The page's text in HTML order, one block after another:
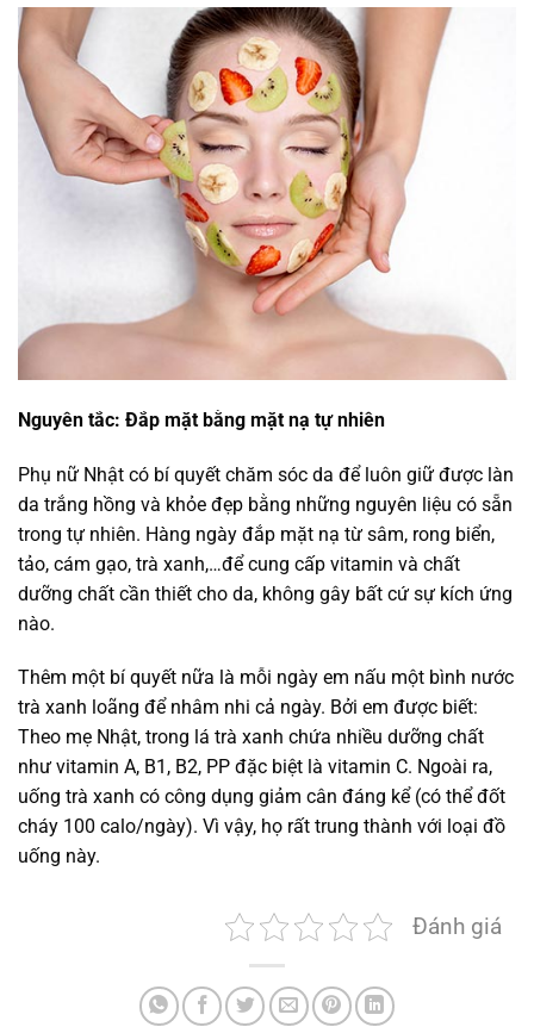
Nguyên tắc: Đắp mặt bằng mặt nạ tự nhiên
Phụ nữ Nhật có bí quyết chăm sóc da để luôn giữ được làn
da trắng hồng và khỏe đẹp bằng những nguyên liệu có sẵn
trong tự nhiên. Hàng ngày đắp mặt nạ từ sâm, rong biển,
tảo, cám gạo, trà xanh,…để cung cấp vitamin và chất
dưỡng chất cần thiết cho da, không gây bất cứ sự kích ứng
nào.
Thêm một bí quyết nữa là mỗi ngày em nấu một bình nước
trà xanh loãng để nhâm nhi cả ngày. Bởi em được biết:
Theo mẹ Nhật, trong lá trà xanh chứa nhiều dưỡng chất
như vitamin A, B1, B2, PP đặc biệt là vitamin C. Ngoài ra,
uống trà xanh có công dụng giảm cân đáng kể (có thể đốt
cháy 100 calo/ngày). Vì vậy, họ rất trung thành với loại đồ
uống này.
Đánh giá